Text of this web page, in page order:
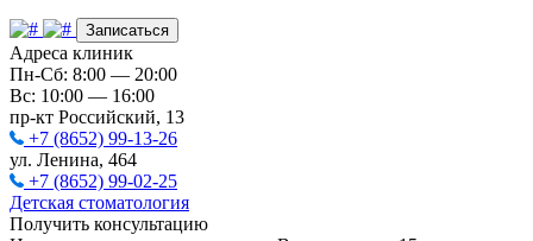
Записаться
Адреса клиник
Пн-Сб: 8:00 — 20:00
Вс: 10:00 — 16:00
пр-кт Российский, 13
+7 (8652) 99-13-26
ул. Ленина, 464
+7 (8652) 99-02-25
Детская стоматология
Получить консультацию